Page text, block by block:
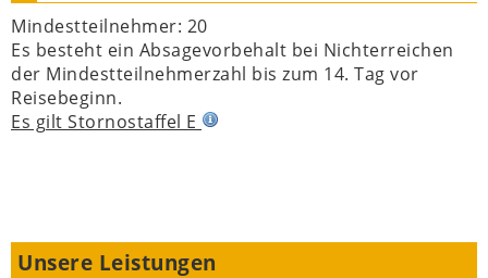
Mindestteilnehmer: 20
Es besteht ein Absagevorbehalt bei Nichterreichen
der Mindestteilnehmerzahl bis zum 14. Tag vor
Reisebeginn.
Es gilt Stornostaffel E
Unsere Leistungen